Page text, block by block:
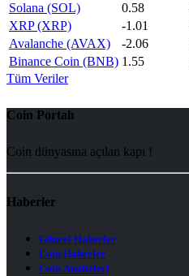
Solana (SOL)
0.58
XRP (XRP)
-1.01
Avalanche (AVAX)
-2.06
Binance Coin (BNB) 1.55
Tüm Veriler
Coin Portalı
Coin dünyasına açılan kapı !
Haberler
Güncel Haberler
Coin Haberler
Coin Analizleri